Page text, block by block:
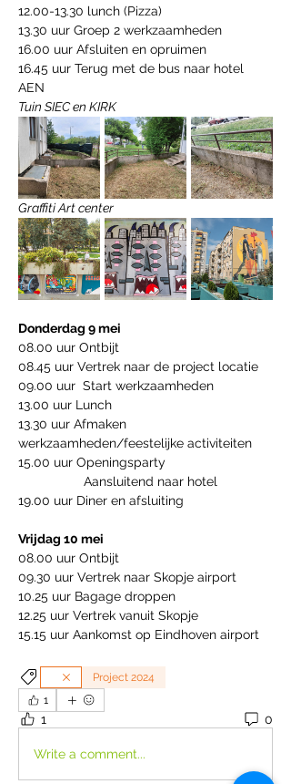
12.00-13.30 lunch (Pizza)
13.30 uur Groep 2 werkzaamheden
16.00 uur Afsluiten en opruimen
16.45 uur Terug met de bus naar hotel
AEN
Tuin SIEC en KIRK
Graffiti Art center
Donderdag 9 mei
08.00 uur Ontbijt
08.45 uur Vertrek naar de project locatie
09.00 uur  Start werkzaamheden
13.00 uur Lunch
13.30 uur Afmaken
werkzaamheden/feestelijke activiteiten
15.00 uur Openingsparty
                  Aansluitend naar hotel
19.00 uur Diner en afsluiting
Vrijdag 10 mei
08.00 uur Ontbijt
09.30 uur Vertrek naar Skopje airport
10.25 uur Bagage droppen
12.25 uur Vertrek vanuit Skopje
15.15 uur Aankomst op Eindhoven airport
Project 2024
1
1 0
Write a comment...